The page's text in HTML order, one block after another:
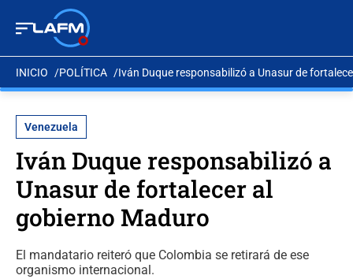
INICIO POLÍTICA Iván Duque responsabilizó a Unasur de
Venezuela
Iván Duque responsabilizó a
Unasur de fortalecer al
gobierno Maduro
El mandatario reiteró que Colombia se retirará de ese
organismo internacional.